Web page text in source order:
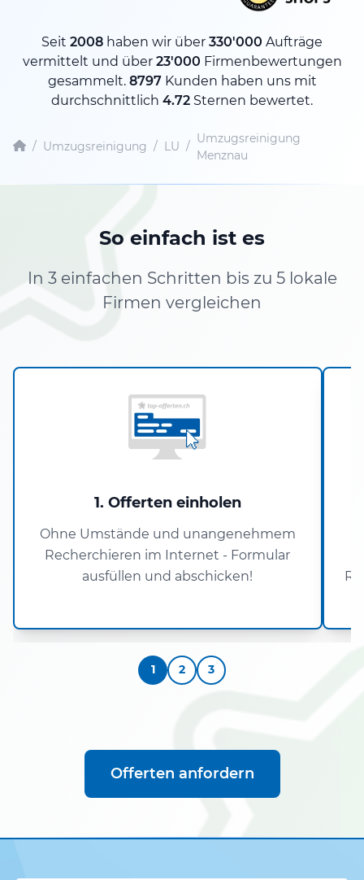
Seit 2008 haben wir über 330'000 Aufträge
vermittelt und über 23'000 Firmenbewertungen
gesammelt. 8797Kunden haben uns mit
durchschnittlich 4.72 Sternen bewertet.
/ Umzugsreinigung / LU /
Umzugsreinigung
Menznau
So einfach ist es
In 3 einfachen Schritten bis zu 5 lokale
Firmen vergleichen
1. Offerten einholen
Ohne Umstände und unangenehmem
Recherchieren im Internet - Formular
ausfüllen und abschicken!
1 2 3
Offerten anfordern